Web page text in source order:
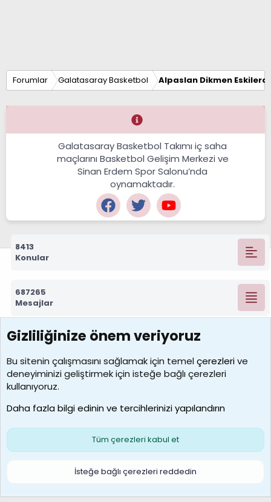
Forumlar Galatasaray Basketbol Alpaslan Dikmen
Galatasaray Basketbol Takımı iç saha
maçlarını Basketbol Gelişim Merkezi ve
Sinan Erdem Spor Salonu’nda
oynamaktadır.
8413
Konular
687265
Mesajlar
7388
Kullanıcılar
borabekirogluu
Son üye
Çerezler
S
Gizliliğinize önem veriyoruz
Bu sitenin çalışmasını sağlamak için temelçerezlerive
deneyiminizi geliştirmek için isteğe bağlı çerezleri
kullanıyoruz.
Daha fazla bilgi edinin ve tercihlerinizi yapılandırın
Tüm çerezleri kabul et
İsteğe bağlı çerezleri reddedin